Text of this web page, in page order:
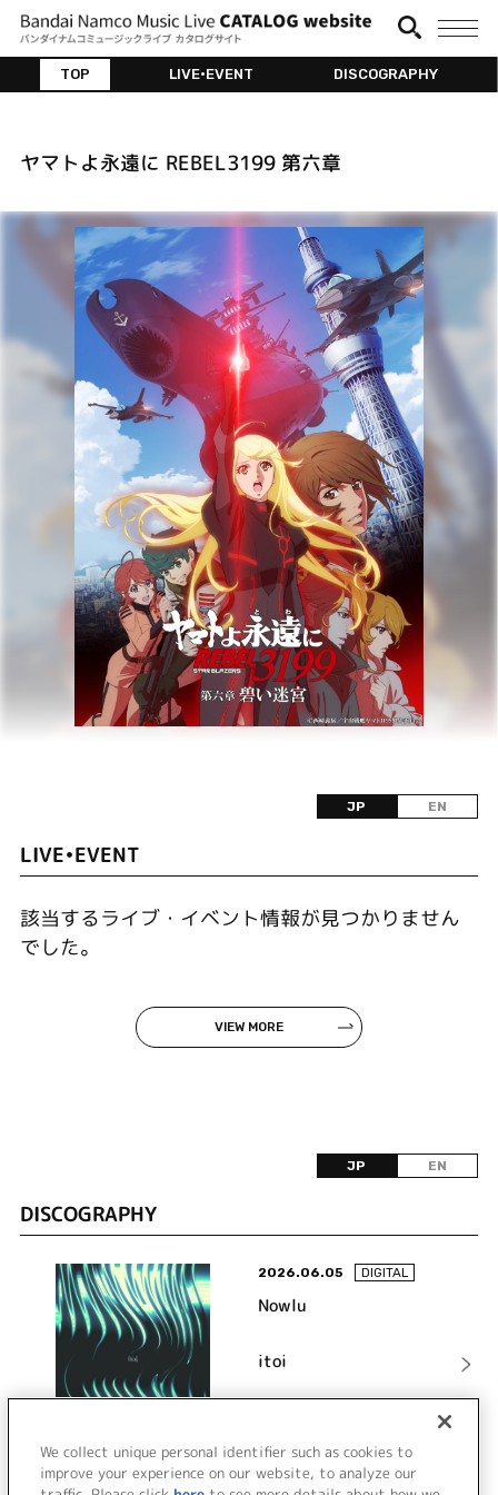
TOP LIVE•EVENT DISCOGRAPHY
ヤマトよ永遠に REBEL3199 第六章
JP EN
LIVE•EVENT
該当するライブ・イベント情報が見つかりません
でした。
VIEW MORE
JP EN
DISCOGRAPHY
2026.06.05 DIGITAL
Nowlu
itoi
詳細を見る
We collect unique personal identifier such as cookies to
improve your experience on our website, to analyze our